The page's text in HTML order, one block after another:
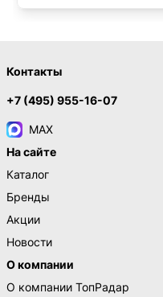
Контакты
+7 (495) 955-16-07
MAX
На сайте
Каталог
Бренды
Акции
Новости
О компании
О компании ТопРадар